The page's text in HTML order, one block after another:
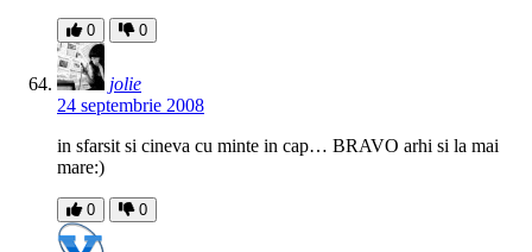
0 0
jolie
24 septembrie 2008
in sfarsit si cineva cu minte in cap… BRAVO arhi si la mai
mare:)
0 0